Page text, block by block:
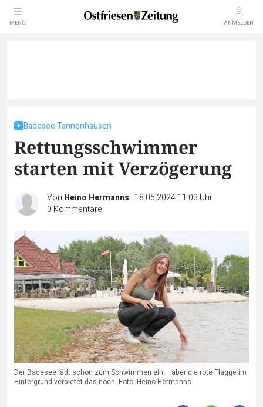
MENÜ ANMELDEN
Badesee Tannenhausen
Rettungsschwimmer
starten mit Verzögerung
Von Heino Hermanns| 18.05.2024 11:03 Uhr|
0 Kommentare
Der Badesee lädt schon zum Schwimmen ein – aber die rote Flagge im
Hintergrund verbietet das noch. Foto: Heino Hermanns